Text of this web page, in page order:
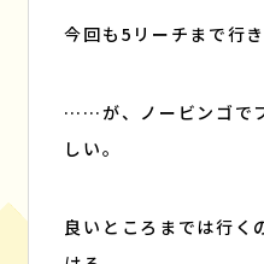
今回も5リーチまで行き
……が、ノービンゴで
しい。
良いところまでは行く